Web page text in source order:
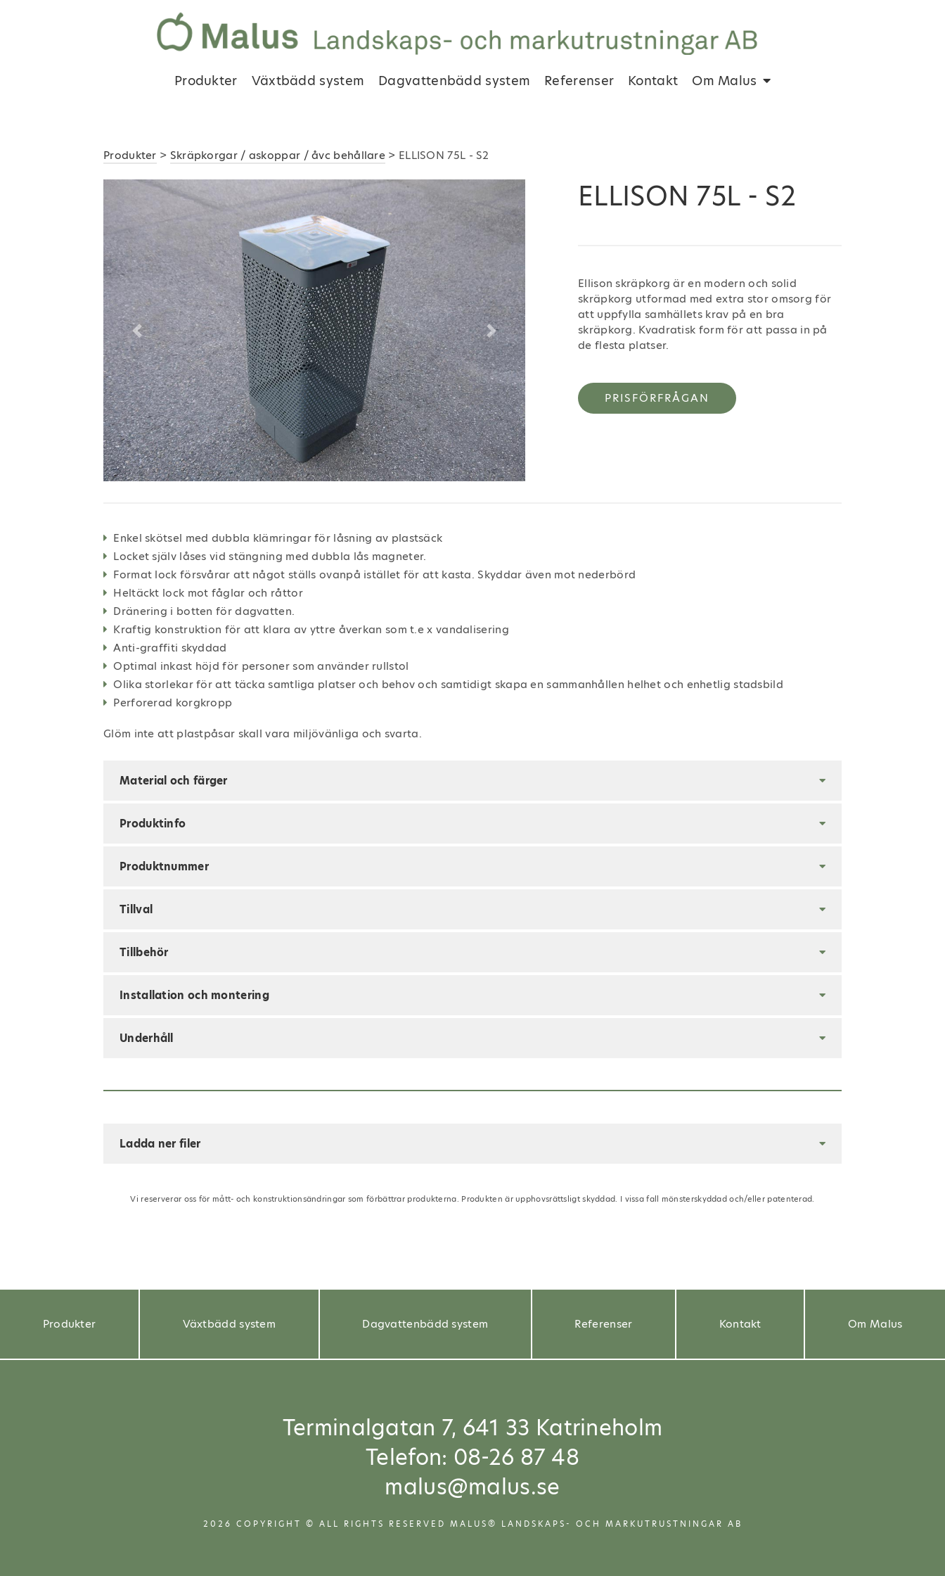
Produkter Växtbädd system Dagvattenbädd system Referenser Kontakt Om Malus
Produkter > Skräpkorgar / askoppar / åvc behållare > ELLISON 75L - S2
Previous Next
ELLISON 75L - S2
Ellison skräpkorg är en modern och solid
skräpkorg utformad med extra stor omsorg för
att uppfylla samhällets krav på en bra
skräpkorg. Kvadratisk form för att passa in på
de flesta platser.
PRISFÖRFRÅGAN
Enkel skötsel med dubbla klämringar för låsning av plastsäck
Locket själv låses vid stängning med dubbla lås magneter.
Format lock försvårar att något ställs ovanpå istället för att kasta. Skyddar även mot nederbörd
Heltäckt lock mot fåglar och råttor
Dränering i botten för dagvatten.
Kraftig konstruktion för att klara av yttre åverkan som t.e x vandalisering
Anti-graffiti skyddad
Optimal inkast höjd för personer som använder rullstol
Olika storlekar för att täcka samtliga platser och behov och samtidigt skapa en sammanhållen helhet och enhetlig stadsbild
Perforerad korgkropp
Glöm inte att plastpåsar skall vara miljövänliga och svarta.
Material och färger
Produktinfo
Produktnummer
Tillval
Tillbehör
Installation och montering
Underhåll
Ladda ner filer
Vi reserverar oss för mått- och konstruktionsändringar som förbättrar produkterna. Produkten är upphovsrättsligt skyddad. I vissa fall mönsterskyddad och/eller patenterad.
Produkter Växtbädd system Dagvattenbädd system Referenser Kontakt Om Malus
Terminalgatan 7, 641 33 Katrineholm
Telefon: 08-26 87 48
malus@malus.se
2026 COPYRIGHT © ALL RIGHTS RESERVED MALUS® LANDSKAPS- OCH MARKUTRUSTNINGAR AB